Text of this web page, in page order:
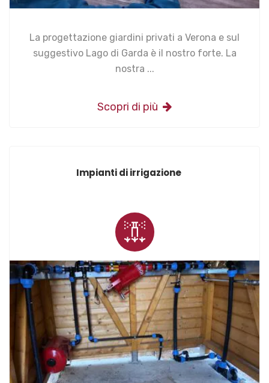
La progettazione giardini privati a Verona e sul
suggestivo Lago di Garda è il nostro forte. La
nostra ...
Scopri di più
Impianti di irrigazione